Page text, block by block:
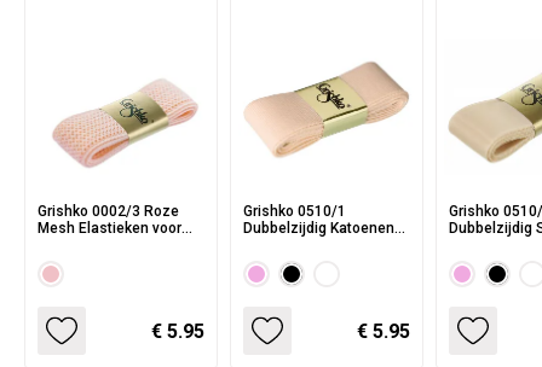
Grishko 0002/3 Roze
Mesh Elastieken voor
€ 5.95
Grishko 0510/1
Dubbelzijdig Katoenen
€ 5.95
Grishko
Dubbelzijdig